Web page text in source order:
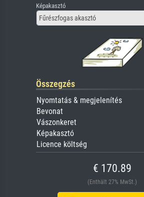
Képakasztó
Fűrészfogas akasztó
Összegzés
Nyomtatás & megjelenítés
Bevonat
Vászonkeret
Képakasztó
Licence költség
€ 170.89
(Enthält 27% MwSt.)